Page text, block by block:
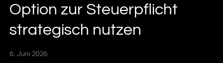
Option zur Steuerpflicht
strategisch nutzen
6. Juni 2026